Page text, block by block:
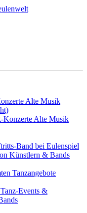
Alte Musik
Alte Musik
Band bei Eulenspiel
Künstlern & Bands
Tanzangebote
Events &